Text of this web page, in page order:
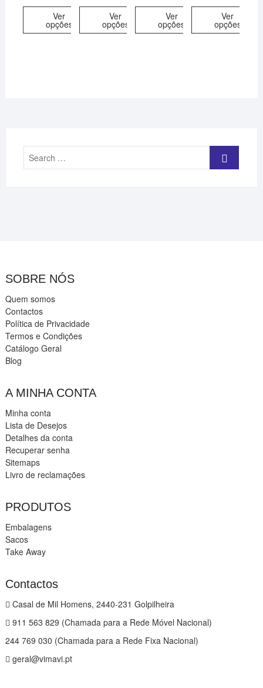
Ver
opções
Ver
opções
Ver
opções
Ver
opções
Search
SOBRE NÓS
Quem somos
Contactos
Política de Privacidade
Termos e Condições
Catálogo Geral
Blog
A MINHA CONTA
Minha conta
Lista de Desejos
Detalhes da conta
Recuperar senha
Sitemaps
Livro de reclamações
PRODUTOS
Embalagens
Sacos
Take Away
Contactos
Casal de Mil Homens, 2440-231 Golpilheira
911 563 829 (Chamada para a Rede Móvel Nacional)
244 769 030 (Chamada para a Rede Fixa Nacional)
geral@vimavi.pt